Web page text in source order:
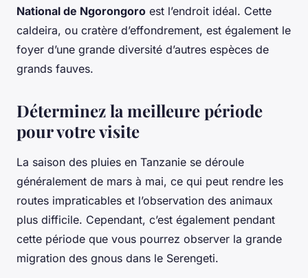
National de Ngorongoro est l’endroit idéal. Cette
caldeira, ou cratère d’effondrement, est également le
foyer d’une grande diversité d’autres espèces de
grands fauves.
Déterminez la meilleure période
pour votre visite
La saison des pluies en Tanzanie se déroule
généralement de mars à mai, ce qui peut rendre les
routes impraticables et l’observation des animaux
plus difficile. Cependant, c’est également pendant
cette période que vous pourrez observer la grande
migration des gnous dans le Serengeti.